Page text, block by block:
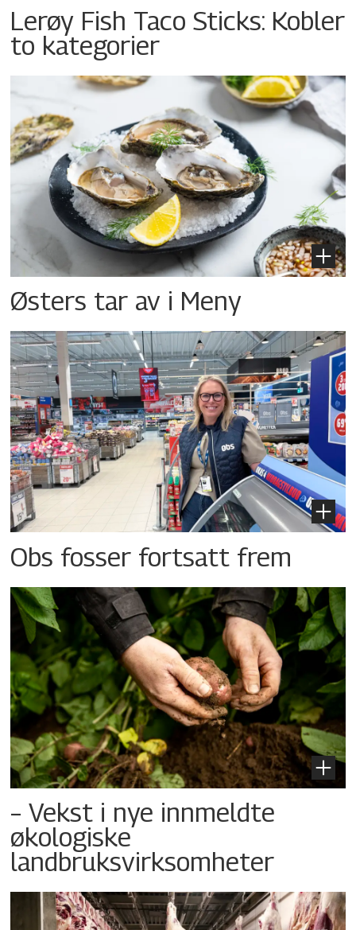
Lerøy Fish Taco Sticks: Kobler
to kategorier
Østers tar av i Meny
Obs fosser fortsatt frem
– Vekst i nye innmeldte
økologiske
landbruksvirksomheter